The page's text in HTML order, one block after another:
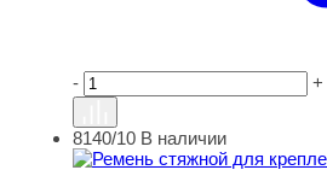
- +
Ремень стяжной для
8140/10 В наличии